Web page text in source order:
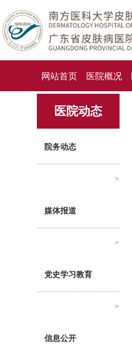
网站首页 医院概况
化妆品检测中心
医院动态
院务动态
>
媒体报道
>
党史学习教育
>
信息公开